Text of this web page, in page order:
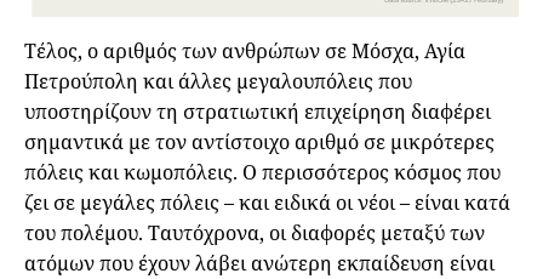
Τέλος, ο αριθμός των ανθρώπων σε Μόσχα, Αγία
Πετρούπολη και άλλες μεγαλουπόλεις που
υποστηρίζουν τη στρατιωτική επιχείρηση διαφέρει
σημαντικά με τον αντίστοιχο αριθμό σε μικρότερες
πόλεις και κωμοπόλεις. Ο περισσότερος κόσμος που
ζει σε μεγάλες πόλεις – και ειδικά οι νέοι – είναι κατά
του πολέμου. Ταυτόχρονα, οι διαφορές μεταξύ των
ατόμων που έχουν λάβει ανώτερη εκπαίδευση είναι